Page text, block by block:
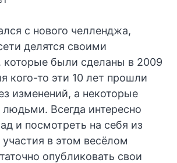
с нового челленджа,
делятся своими
которые были сделаны в 2009
кого-то эти 10 лет прошли
изменений, а некоторые
Всегда интересно
и посмотреть на себя из
в этом весёлом
опубликовать свои